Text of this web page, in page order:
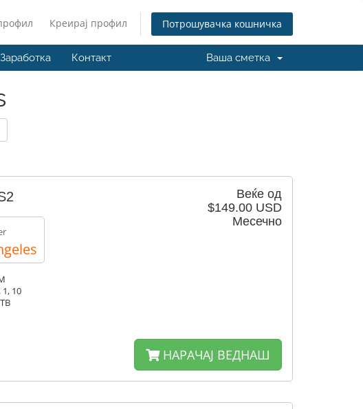
Креирај профил Потрошувачка кошничка
Заработка Контакт Ваша сметка
Веќе од
$149.00 USD
Месечно
10
НАРАЧАЈ ВЕДНАШ